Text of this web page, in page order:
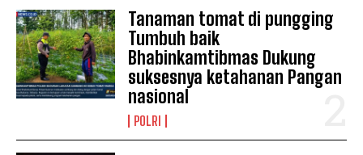
Tanaman tomat di pungging
Tumbuh baik
Bhabinkamtibmas Dukung
suksesnya ketahanan Pangan
nasional
POLRI